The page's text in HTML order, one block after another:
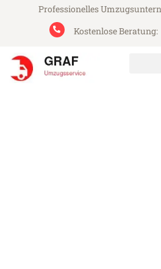
Professionelles
Kostenlose Beratung: